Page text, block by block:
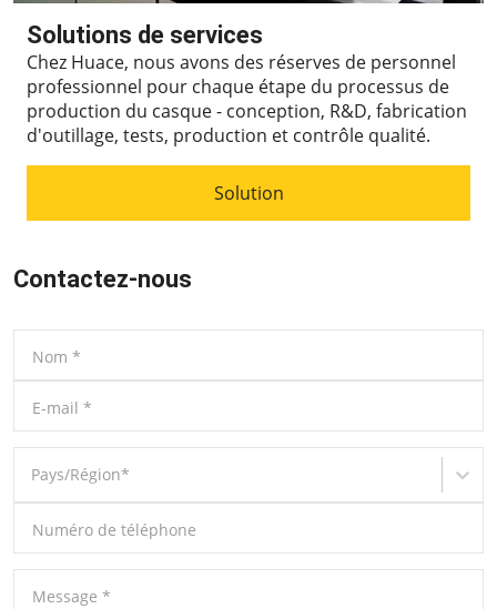
Solutions de services
Chez Huace, nous avons des réserves de personnel
professionnel pour chaque étape du processus de
production du casque - conception, R&D, fabrication
d'outillage, tests, production et contrôle qualité.
Solution
Contactez-nous
Nom *
E-mail *
Pays/Région*
Numéro de téléphone
Message *